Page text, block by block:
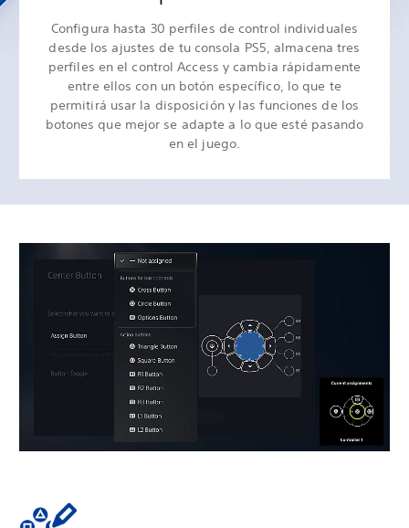
Configura hasta 30 perfiles de control individuales
desde los ajustes de tu consola PS5, almacena tres
perfiles en el control Access y cambia rápidamente
entre ellos con un botón específico, lo que te
permitirá usar la disposición y las funciones de los
botones que mejor se adapte a lo que esté pasando
en el juego.